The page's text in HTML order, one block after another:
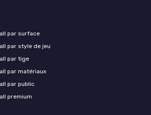
par surface
par style de jeu
par tige
par matériaux
par public
premium